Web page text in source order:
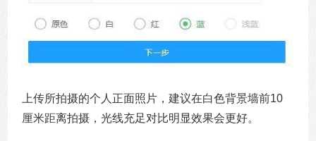
上传所拍摄的个人正面照片，建议在白色背景墙前10
厘米距离拍摄，光线充足对比明显效果会更好。